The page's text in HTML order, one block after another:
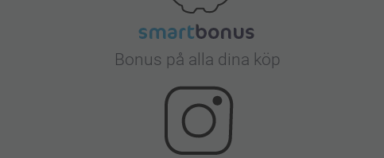
Bonus på alla dina köp